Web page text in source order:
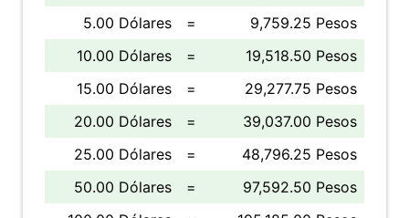
5.00 Dólares
=
9,759.25 Pesos
10.00 Dólares
=
19,518.50 Pesos
15.00 Dólares
=
29,277.75 Pesos
20.00 Dólares
=
39,037.00 Pesos
25.00 Dólares
=
48,796.25 Pesos
50.00 Dólares
=
97,592.50 Pesos